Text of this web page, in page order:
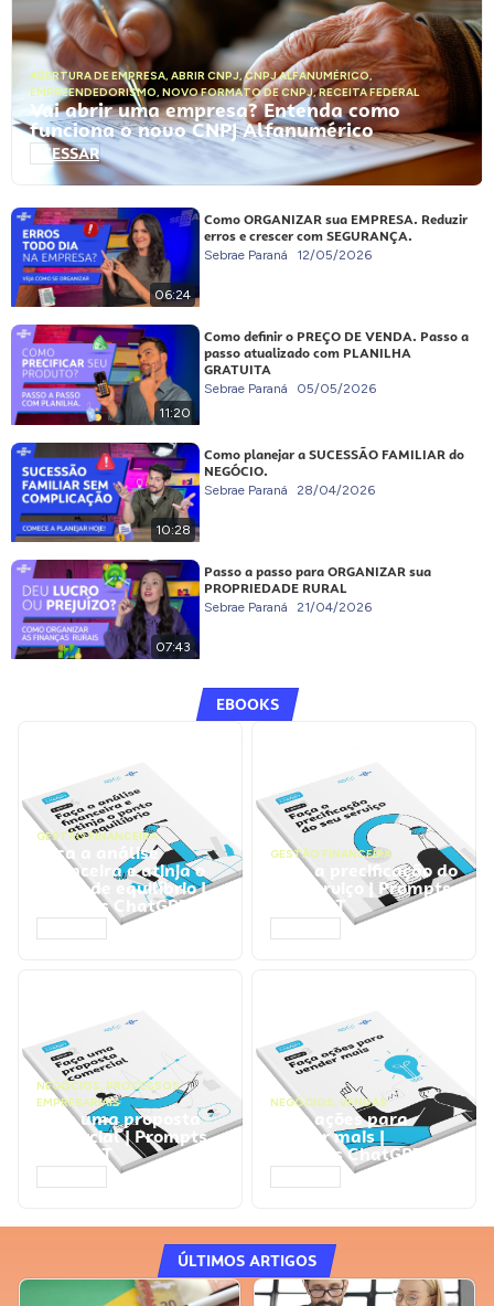
ABERTURA DE EMPRESA, ABRIR CNPJ,CNPJ ALFANUMÉRICO,
EMPREENDEDORISMO, NOVO FORMATO DE CNPJ,RECEITA FEDERAL
Vai abrir uma empresa? Entenda como
funciona o novo CNPJ Alfanumérico
ACESSAR
06:24
Como ORGANIZAR sua EMPRESA. Reduzir
erros e crescer com SEGURANÇA.
Sebrae Paraná 12/05/2026
11:20
Como definir o PREÇO DE VENDA. Passo a
passo atualizado com PLANILHA
GRATUITA
Sebrae Paraná 05/05/2026
10:28
Como planejar a SUCESSÃO FAMILIAR do
NEGÓCIO.
Sebrae Paraná 28/04/2026
07:43
Passo a passo para ORGANIZAR sua
PROPRIEDADE RURAL
Sebrae Paraná 21/04/2026
EBOOKS
GESTÃO FINANCEIRA
Faça a análise
financeira e atinja o
ponto de equilíbrio |
Prompts ChatGPT
GESTÃO FINANCEIRA
Faça a precificação do
seu serviço | Prompts
ChatGPT
NEGÓCIOS, PROCESSOS
EMPRESARIAIS
Faça uma proposta
comercial | Prompts
ChatGPT
NEGÓCIOS, VENDAS
Faça ações para
vender mais |
Prompts ChatGPT
ÚLTIMOS ARTIGOS